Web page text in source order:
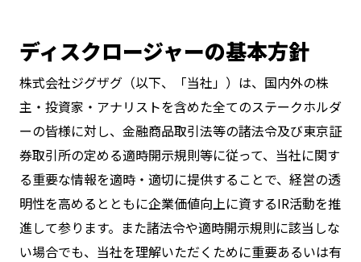
ディスクロージャーの基本方針
株式会社ジグザグ（以下、「当社」）は、国内外の株
主・投資家・アナリストを含めた全てのステークホルダ
ーの皆様に対し、金融商品取引法等の諸法令及び東京証
券取引所の定める適時開示規則等に従って、当社に関す
る重要な情報を適時・適切に提供することで、経営の透
明性を高めるとともに企業価値向上に資するIR活動を推
進して参ります。また諸法令や適時開示規則に該当しな
い場合でも、当社を理解いただくために重要あるいは有